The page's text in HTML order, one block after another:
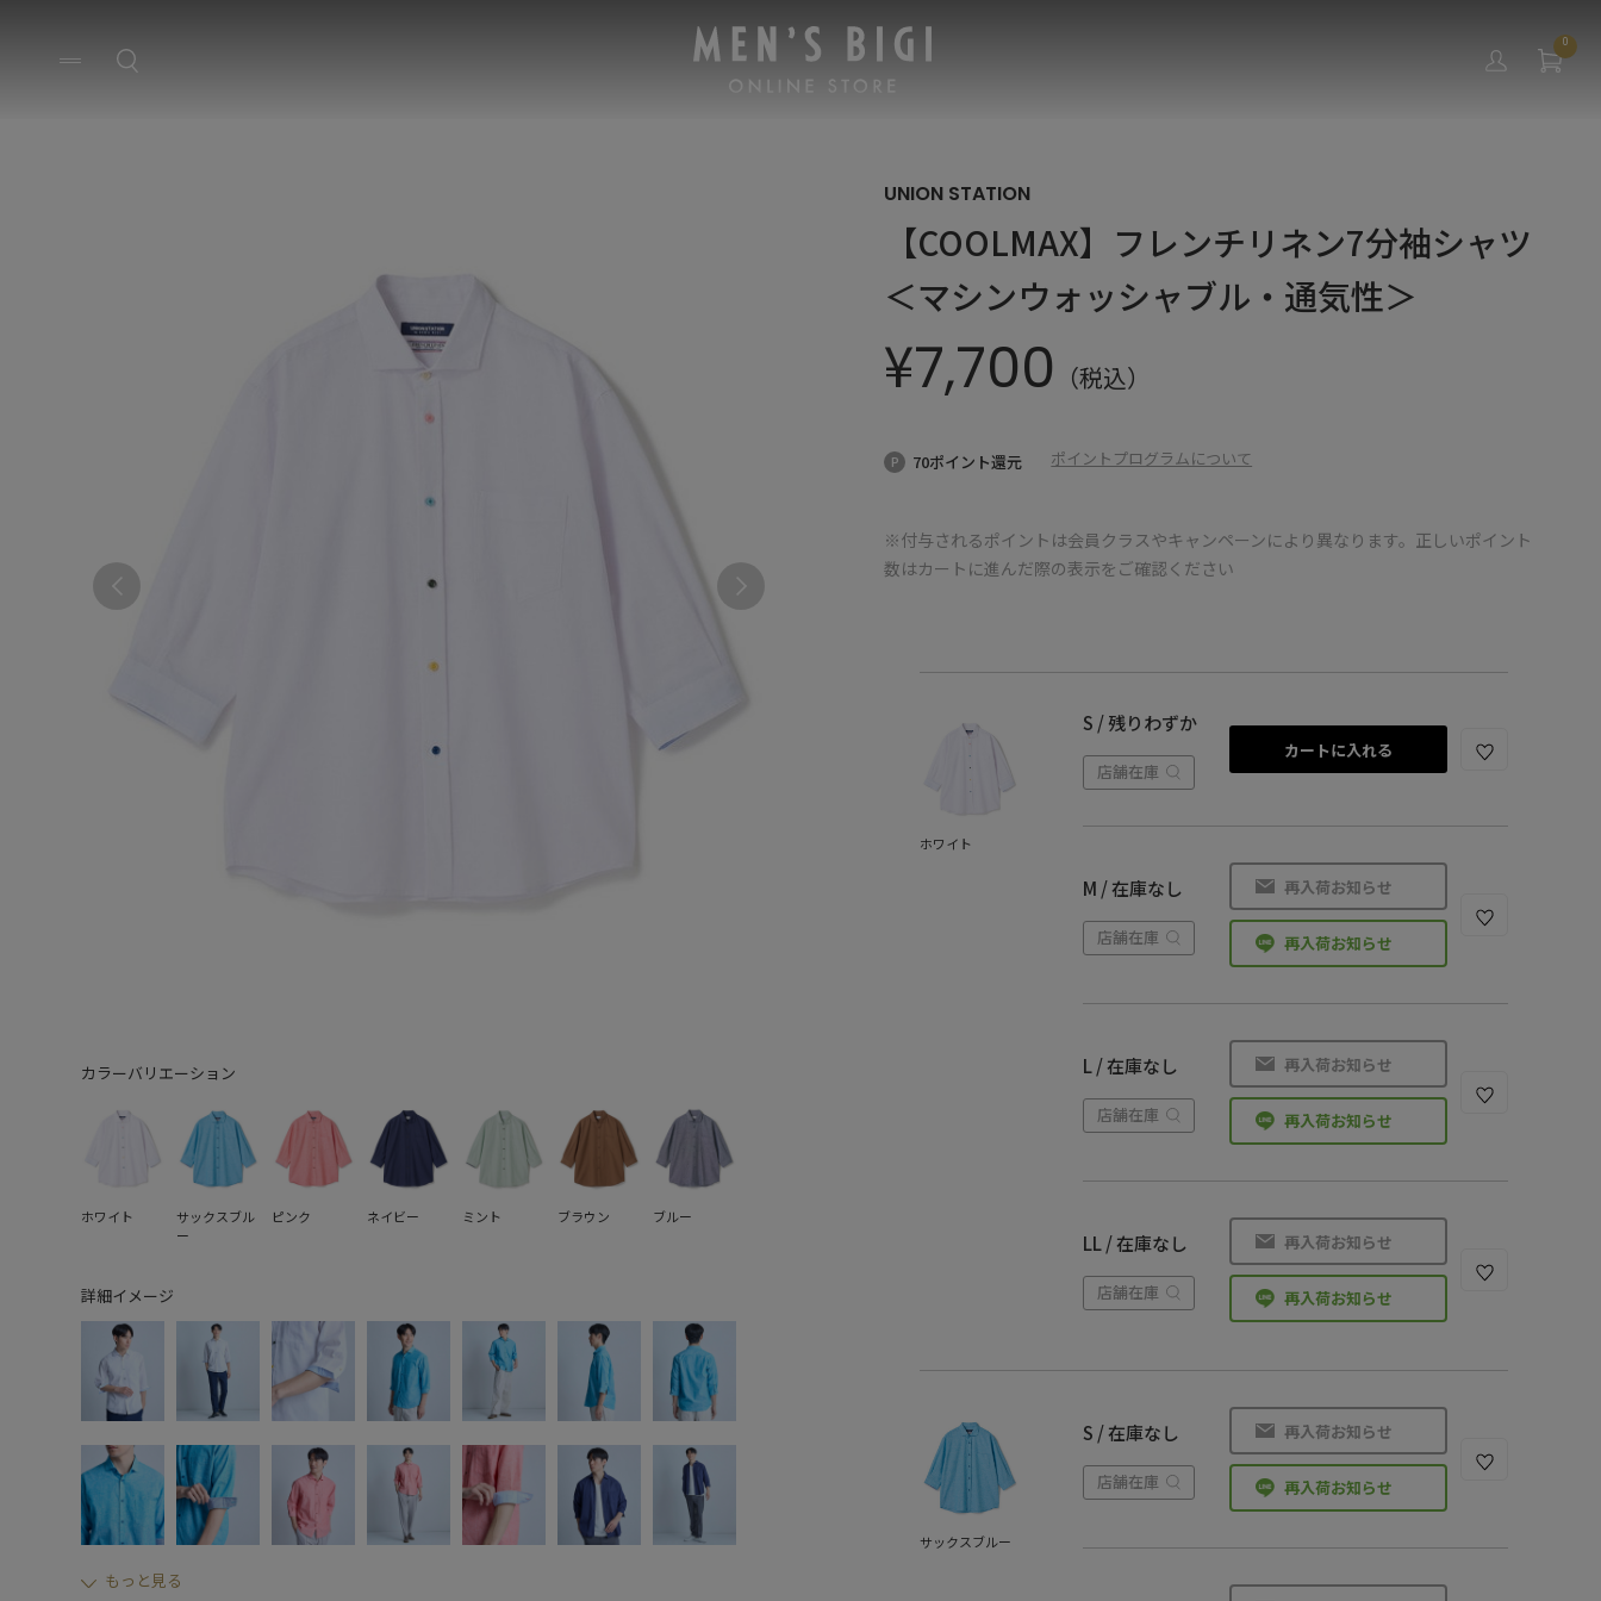
0
カラーバリエーション
ホワイト
サックスブル
ー
ピンク ネイビー ミント ブラウン ブルー
詳細イメージ
もっと見る
UNION STATION
【COOLMAX】フレンチリネン7分袖シャツ
＜マシンウォッシャブル・通気性＞
¥7,700 （税込）
70ポイント還元 ポイントプログラムについて
※付与されるポイントは会員クラスやキャンペーンにより異なります。正しいポイント
数はカートに進んだ際の表示をご確認ください
ホワイト
S / 残りわずか
店舗在庫
カートに入れる
M / 在庫なし
店舗在庫
再入荷お知らせ
再入荷お知らせ
L / 在庫なし
店舗在庫
再入荷お知らせ
再入荷お知らせ
LL / 在庫なし
店舗在庫
再入荷お知らせ
再入荷お知らせ
サックスブルー
S / 在庫なし
店舗在庫
再入荷お知らせ
再入荷お知らせ